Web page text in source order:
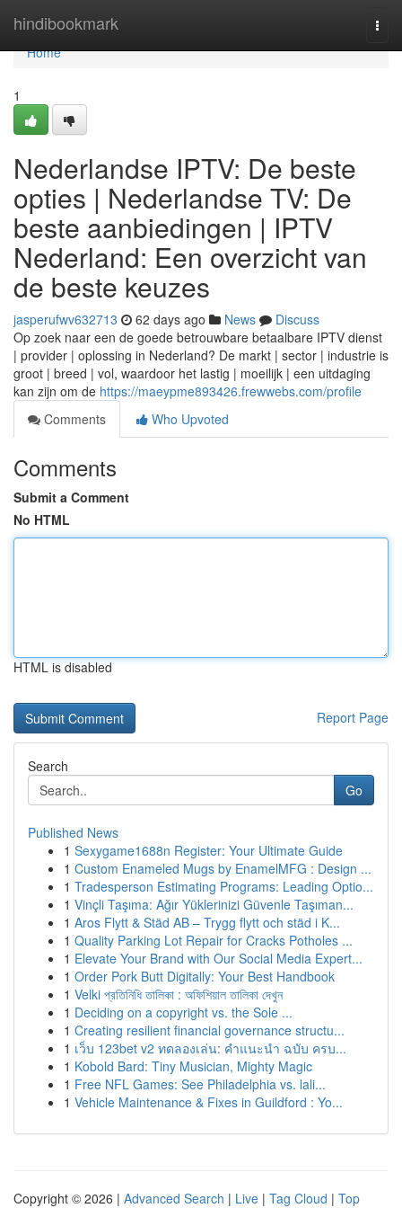
hindibookmark
Home
Home
1
Nederlandse IPTV: De beste
opties | Nederlandse TV: De
beste aanbiedingen | IPTV
Nederland: Een overzicht van
de beste keuzes
jasperufwv632713 62 days ago News
Discuss
Op zoek naar een de goede betrouwbare betaalbare IPTV dienst
| provider | oplossing in Nederland? De markt | sector | industrie is
groot | breed | vol, waardoor het lastig | moeilijk | een uitdaging
kan zijn om de https://maeypme893426.frewwebs.com/profile
Comments
Who Upvoted
Comments
Submit a Comment
No HTML
HTML is disabled
Report Page
Search
Go
Published News
1 Sexygame1688n Register: Your Ultimate Guide
1 Custom Enameled Mugs by EnamelMFG : Design ...
1 Tradesperson Estimating Programs: Leading Optio...
1 Vinçli Taşıma: Ağır Yüklerinizi Güvenle Taşıman...
1 Aros Flytt & Städ AB – Trygg flytt och städ i K...
1 Quality Parking Lot Repair for Cracks Potholes ...
1 Elevate Your Brand with Our Social Media Expert...
1 Order Pork Butt Digitally: Your Best Handbook
1 Velki প্রতিনিধি তালিকা : অফিশিয়াল তালিকা দেখুন
1 Deciding on a copyright vs. the Sole ...
1 Creating resilient financial governance structu...
1 เว็บ 123bet v2 ทดลองเล่น: คำแนะนำ ฉบับ ครบ...
1 Kobold Bard: Tiny Musician, Mighty Magic
1 Free NFL Games: See Philadelphia vs. lali...
1 Vehicle Maintenance & Fixes in Guildford : Yo...
Copyright © 2026 | Advanced Search | Live | Tag Cloud | Top